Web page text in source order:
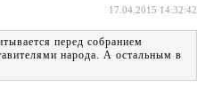
17.04.2015 14:32:42
перед собранием
народа. А остальным в